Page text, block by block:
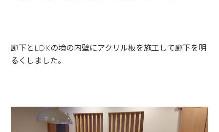
廊下とLDKの境の内壁にアクリル板を施工して廊下を明
るくしました。